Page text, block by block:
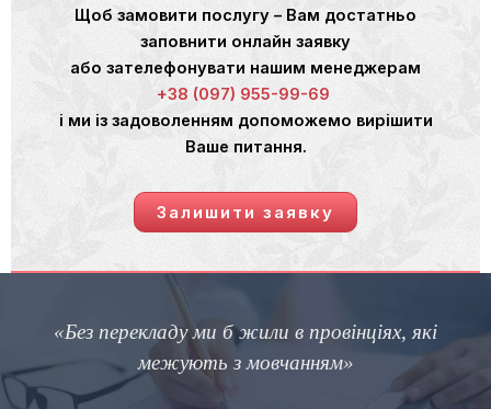
Щоб замовити послугу – Вам достатньо
заповнити онлайн заявку
або зателефонувати нашим менеджерам
+38 (097) 955-99-69
і ми із задоволенням допоможемо вирішити
Ваше питання.
Залишити заявку
«Без перекладу ми б жили в провінціях, які
межують з мовчанням»